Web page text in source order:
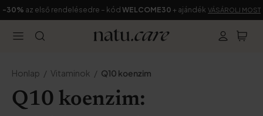
-30% az első rendelésedre – kód WELCOME30 + ajándék VÁSÁROLJ MOST
Honlap Vitaminok Q10 koenzim
Q10 koenzim: